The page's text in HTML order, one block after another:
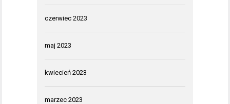
czerwiec 2023
maj 2023
kwiecień 2023
marzec 2023